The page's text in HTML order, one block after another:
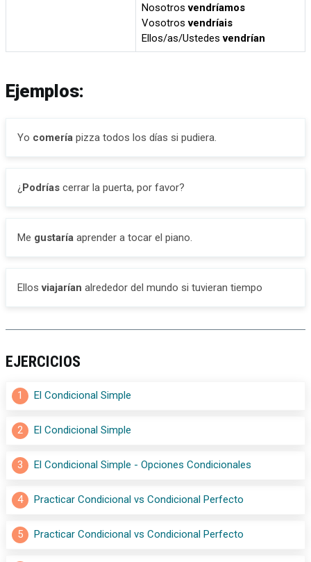
Nosotrosvendríamos
Vosotrosvendríais
Ellos/as/Ustedesvendrían
Ejemplos:
Yo comería pizza todos los días si pudiera.
¿ Podrías cerrar la puerta, por favor?
Me gustaría aprender a tocar el piano.
Ellosviajarían alrededor del mundo si tuvieran tiempo
EJERCICIOS
1 El Condicional Simple
2 El Condicional Simple
3 El Condicional Simple - Opciones Condicionales
4 Practicar Condicional vs Condicional Perfecto
5 Practicar Condicional vs Condicional Perfecto